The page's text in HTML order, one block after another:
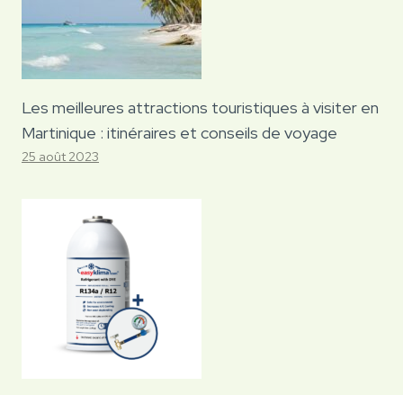
Les meilleures attractions touristiques à visiter en
Martinique : itinéraires et conseils de voyage
25 août 2023